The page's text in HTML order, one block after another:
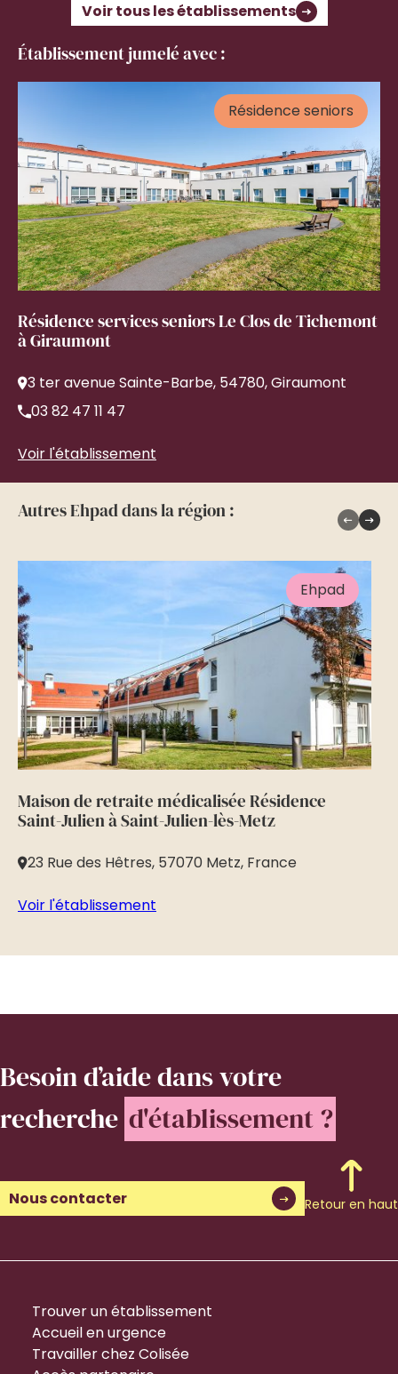
Voir tous les établissements
Établissement jumelé avec :
Résidence seniors
Résidence services seniors Le Clos de Tichemont
à Giraumont
3 ter avenue Sainte-Barbe, 54780, Giraumont
03 82 47 11 47
Voir l'établissement
Autres Ehpad dans la région :
Ehpad
Maison de retraite médicalisée Résidence
Saint-Julien à Saint-Julien-lès-Metz
23 Rue des Hêtres, 57070 Metz, France
Voir l'établissement
Besoin d’aidedans votre
recherche d'établissement ?
Nous contacter Retour en haut
Trouver un établissement
Accueil en urgence
Travailler chez Colisée